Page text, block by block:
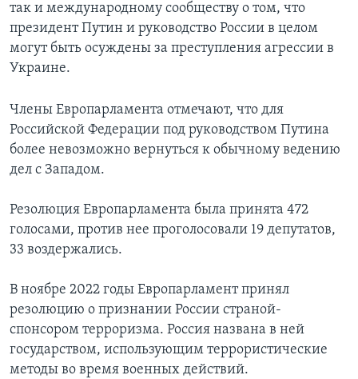
так и международному сообществу о том, что
президент Путин и руководство России в целом
могут быть осуждены за преступления агрессии в
Украине.
Члены Европарламента отмечают, что для
Российской Федерации под руководством Путина
более невозможно вернуться к обычному ведению
дел с Западом.
Резолюция Европарламента была принята 472
голосами, против нее проголосовали 19 депутатов,
33 воздержались.
В ноябре 2022 годы Европарламент принял
резолюцию о признании России страной-
спонсором терроризма. Россия названа в ней
государством, использующим террористические
методы во время военных действий.